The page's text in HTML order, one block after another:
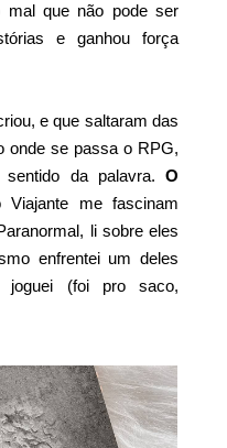
mal que não pode ser
e ganhou força
e que saltaram das
onde se passa o RPG,
da palavra. O
me fascinam
li sobre eles
enfrentei um deles
(foi pro saco,